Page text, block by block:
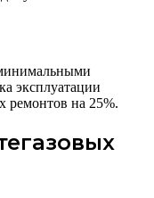
эксплуатации
ремонтов на 25%.